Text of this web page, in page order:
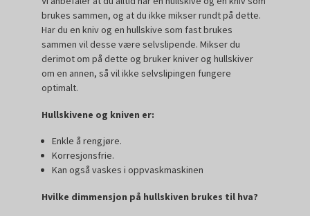
brukes sammen, og at du ikke mikser rundt på dette.
Har du en kniv og en hullskive som fast brukes
sammen vil desse være selvslipende. Mikser du
derimot om på dette og bruker kniver og hullskiver
om en annen, så vil ikke selvslipingen fungere
optimalt.
Hullskivene og kniven er:
Enkle å rengjøre.
Korresjonsfrie.
Kan også vaskes i oppvaskmaskinen
Hvilke dimmensjon på hullskiven brukes til hva?